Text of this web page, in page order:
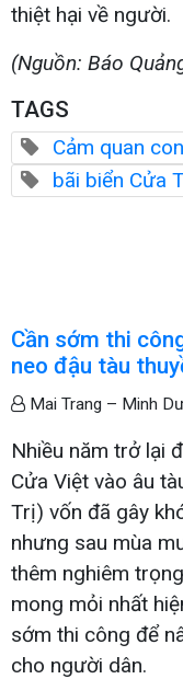
thiệt hại về người.
(Nguồn: Báo
TAGS
Cảm quan
bãi biển Cửa
Cần sớm thi
neo đậu tàu
Mai Trang – Minh
Nhiều năm trở lại
Cửa Việt vào âu
Trị) vốn đã gây
nhưng sau mùa
thêm nghiêm
mong mỏi nhất
sớm thi công để
cho người dân.